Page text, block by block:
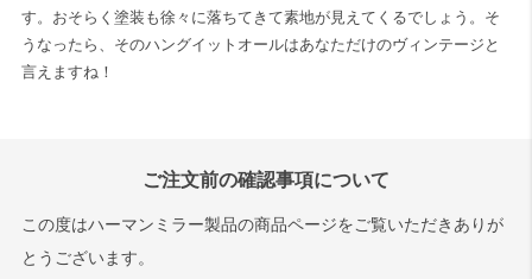
す。おそらく塗装も徐々に落ちてきて素地が見えてくるでしょう。そ
うなったら、そのハングイットオールはあなただけのヴィンテージと
言えますね！
ご注文前の確認事項について
この度はハーマンミラー製品の商品ページをご覧いただきありが
とうございます。